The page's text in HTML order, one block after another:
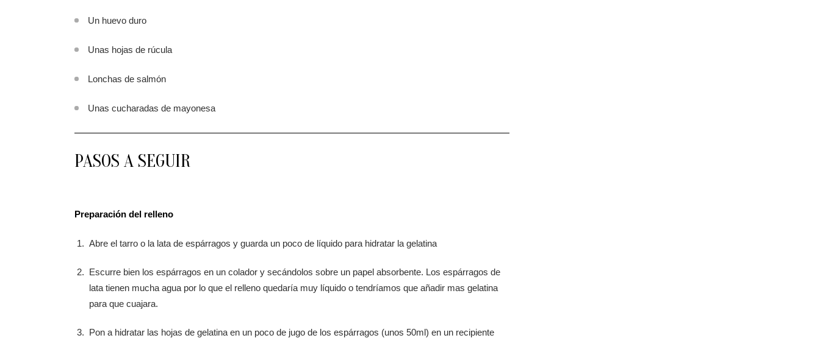
Un huevo duro
Unas hojas de rúcula
Lonchas de salmón
Unas cucharadas de mayonesa
PASOS A SEGUIR
Preparación del relleno
Abre el tarro o la lata de espárragos y guarda un poco de líquido para hidratar la gelatina
Escurre bien los espárragos en un colador y secándolos sobre un papel absorbente. Los espárragos de
lata tienen mucha agua por lo que el relleno quedaría muy líquido o tendríamos que añadir mas gelatina
para que cuajara.
Pon a hidratar las hojas de gelatina en un poco de jugo de los espárragos (unos 50ml) en un recipiente